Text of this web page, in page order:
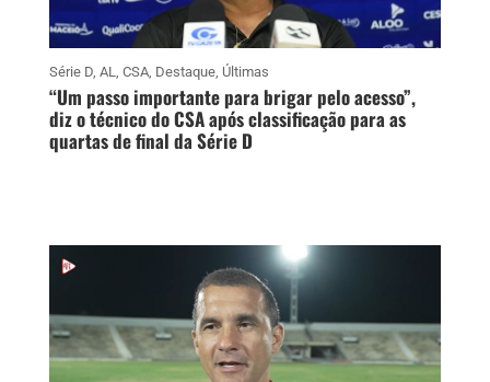
Série D, AL, CSA, Destaque, Últimas
“Um passo importante para brigar pelo acesso”,
diz o técnico do CSA após classificação para as
quartas de final da Série D